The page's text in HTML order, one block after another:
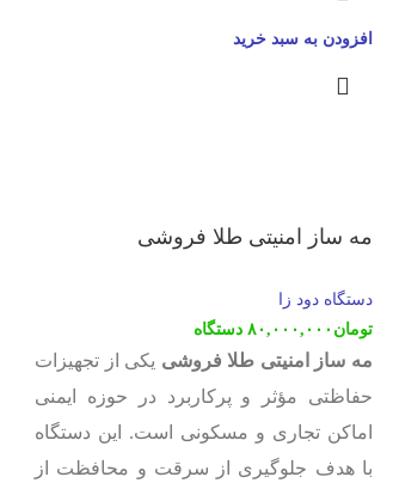
افزودن به سبد خرید
مه ساز امنیتی طلا فروشی
دستگاه دود زا
تومان ۸۰,۰۰۰,۰۰۰ دستگاه
مه ساز امنیتی طلا فروشی یکی از تجهیزات
حفاظتی مؤثر و پرکاربرد در حوزه ایمنی
اماکن تجاری و مسکونی است. این دستگاه
با هدف جلوگیری از سرقت و محافظت از